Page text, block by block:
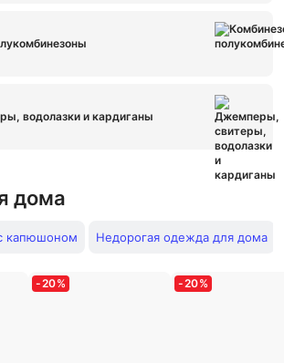
водолазки и кардиганы
дома
капюшоном Недорогая одежда для дома
-20% -20%